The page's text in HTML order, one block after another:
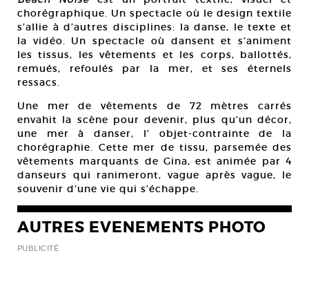
chorégraphique. Un spectacle où le design textile
s’allie à d’autres disciplines: la danse, le texte et
la vidéo. Un spectacle où dansent et s’animent
les tissus, les vêtements et les corps, ballottés,
remués, refoulés par la mer, et ses éternels
ressacs.
Une mer de vêtements de 72 mètres carrés
envahit la scène pour devenir, plus qu’un décor,
une mer à danser, l’ objet-contrainte de la
chorégraphie. Cette mer de tissu, parsemée des
vêtements marquants de Gina, est animée par 4
danseurs qui ranimeront, vague après vague, le
souvenir d’une vie qui s’échappe.
AUTRES EVENEMENTS PHOTO
PUBLICITÉ